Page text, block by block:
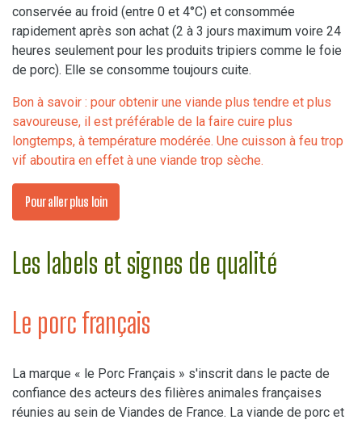
conservée au froid (entre 0 et 4°C) et consommée
rapidement après son achat (2 à 3 jours maximum voire 24
heures seulement pour les produits tripiers comme le foie
de porc). Elle se consomme toujours cuite.
Bon à savoir : pour obtenir une viande plus tendre et plus
savoureuse, il est préférable de la faire cuire plus
longtemps, à température modérée. Une cuisson à feu trop
vif aboutira en effet à une viande trop sèche.
Pour aller plus loin
Les labels et signes de qualité
Le porc français
La marque « le Porc Français » s'inscrit dans le pacte de
confiance des acteurs des filières animales françaises
réunies au sein de Viandes de France. La viande de porc et